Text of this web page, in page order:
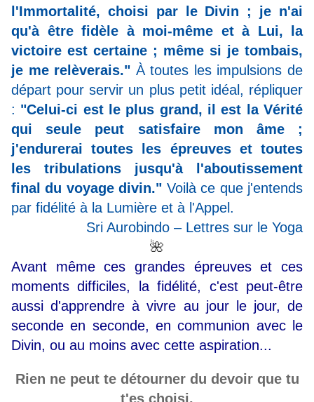
l'Immortalité, choisi par le Divin ; je n'ai
qu'à être fidèle à moi-même et à Lui, la
victoire est certaine ; même si je tombais,
je me relèverais." À toutes les impulsions de
départ pour servir un plus petit idéal, répliquer
: "Celui-ci est le plus grand, il est la Vérité
qui seule peut satisfaire mon âme ;
j'endurerai toutes les épreuves et toutes
les tribulations jusqu'à l'aboutissement
final du voyage divin." Voilà ce que j'entends
par fidélité à la Lumière et à l'Appel.
Sri Aurobindo – Lettres sur le Yoga
🌺
Avant même ces grandes épreuves et ces
moments difficiles, la fidélité, c'est peut-être
aussi d'apprendre à vivre au jour le jour, de
seconde en seconde, en communion avec le
Divin, ou au moins avec cette aspiration...
Rien ne peut te détourner du devoir que tu
t'es choisi.